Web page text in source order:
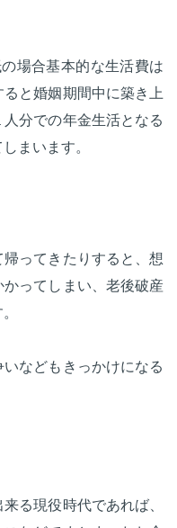
場合基本的な生活費は
と婚姻期間中に築き上
分での年金生活となる
まいます。
ってきたりすると、想
ってしまい、老後破産
などもきっかけになる
る現役時代であれば、